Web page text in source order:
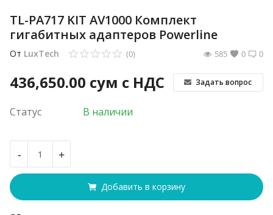
TL-PA717 KIT AV1000 Комплект
гигабитных адаптеров Powerline
От LuxTech 0
(0) 0
585
436,650.00 сум с НДС Задать вопрос
Статус В наличии
- +
Добавить в корзину